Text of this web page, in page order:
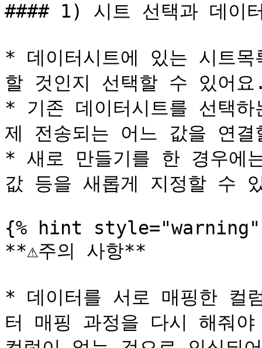
#### 1) 시트 선택과 데이
* 데이터시트에 있는 시트
할 것인지 선택할 수 있어
* 기존 데이터시트를 선택
제 전송되는 어느 값을 연
* 새로 만들기를 한 경우에
값 등을 새롭게 지정할 수
{% hint style="warning"
**⚠️주의 사항**
* 데이터를 서로 매핑한 컬
터 매핑 과정을 다시 해줘